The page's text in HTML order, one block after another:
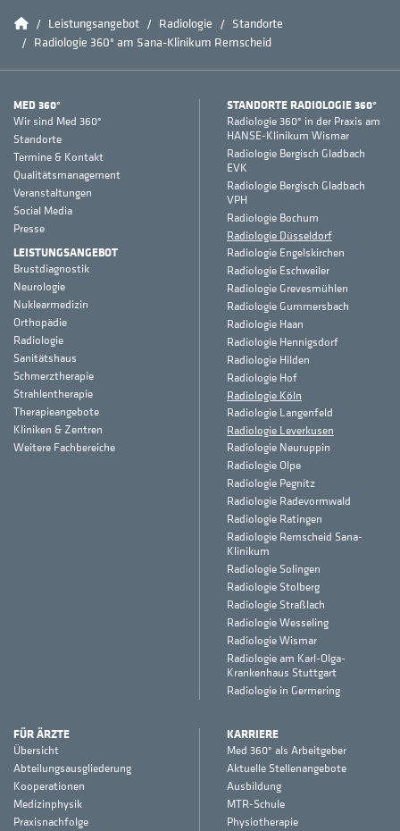
HomeLeistungsangebot Radiologie
Standorte
Radiologie 360° am Sana-Klinikum Remscheid
MED 360°
Wir sind Med 360°
Standorte
Termine & Kontakt
Qualitätsmanagement
Veranstaltungen
Social Media
Presse
LEISTUNGSANGEBOT
Brustdiagnostik
Neurologie
Nuklearmedizin
Orthopädie
Radiologie
Sanitätshaus
Schmerztherapie
Strahlentherapie
Therapieangebote
Kliniken & Zentren
Weitere Fachbereiche
STANDORTE RADIOLOGIE 360°
Radiologie 360° in der Praxis am
HANSE-Klinikum Wismar
Radiologie Bergisch Gladbach
EVK
Radiologie Bergisch Gladbach
VPH
Radiologie Bochum
Radiologie Düsseldorf
Radiologie Engelskirchen
Radiologie Eschweiler
Radiologie Grevesmühlen
Radiologie Gummersbach
Radiologie Haan
Radiologie Hennigsdorf
Radiologie Hilden
Radiologie Hof
Radiologie Köln
Radiologie Langenfeld
Radiologie Leverkusen
Radiologie Neuruppin
Radiologie Olpe
Radiologie Pegnitz
Radiologie Radevormwald
Radiologie Ratingen
Radiologie Remscheid Sana-
Klinikum
Radiologie Solingen
Radiologie Stolberg
Radiologie Straßlach
Radiologie Wesseling
Radiologie Wismar
Radiologie am Karl-Olga-
Krankenhaus Stuttgart
Radiologie in Germering
FÜR ÄRZTE
Übersicht
Abteilungsausgliederung
Kooperationen
Medizinphysik
Praxisnachfolge
KARRIERE
Med 360° als Arbeitgeber
Aktuelle Stellenangebote
Ausbildung
MTR-Schule
Physiotherapie